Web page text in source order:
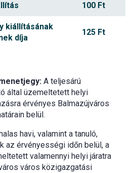
100 Ft
kiállításának
díja
125 Ft
A teljesárú
által üzemeltetett helyi
érvényes Balmazújváros
belül.
havi, valamint a tanuló,
az érvényességi időn belül, a
valamennyi helyi járatra
város közigazgatási